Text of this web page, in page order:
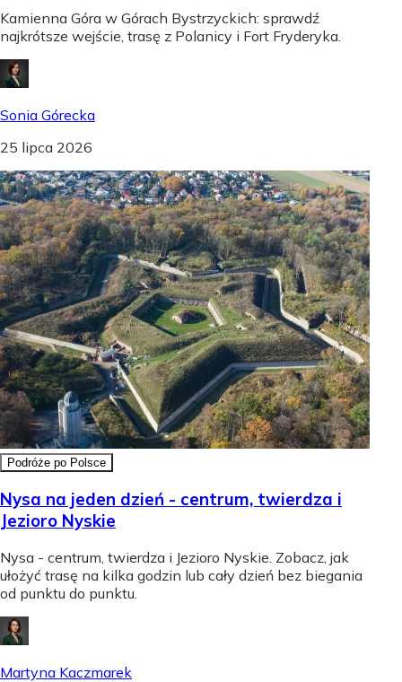
Kamienna Góra w Górach Bystrzyckich: sprawdź
najkrótsze wejście, trasę z Polanicy i Fort Fryderyka.
Sonia Górecka
25 lipca 2026
Podróże po Polsce
Nysa na jeden dzień - centrum, twierdza i
Jezioro Nyskie
Nysa - centrum, twierdza i Jezioro Nyskie. Zobacz, jak
ułożyć trasę na kilka godzin lub cały dzień bez biegania
od punktu do punktu.
Martyna Kaczmarek